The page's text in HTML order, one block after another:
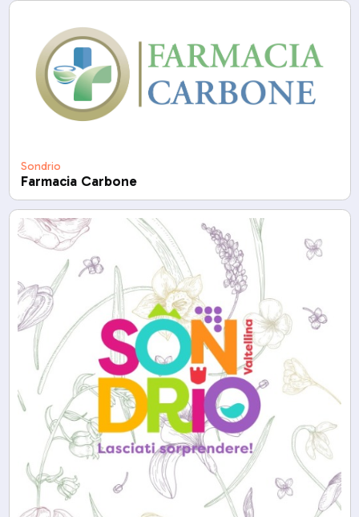
Sondrio
Farmacia Carbone